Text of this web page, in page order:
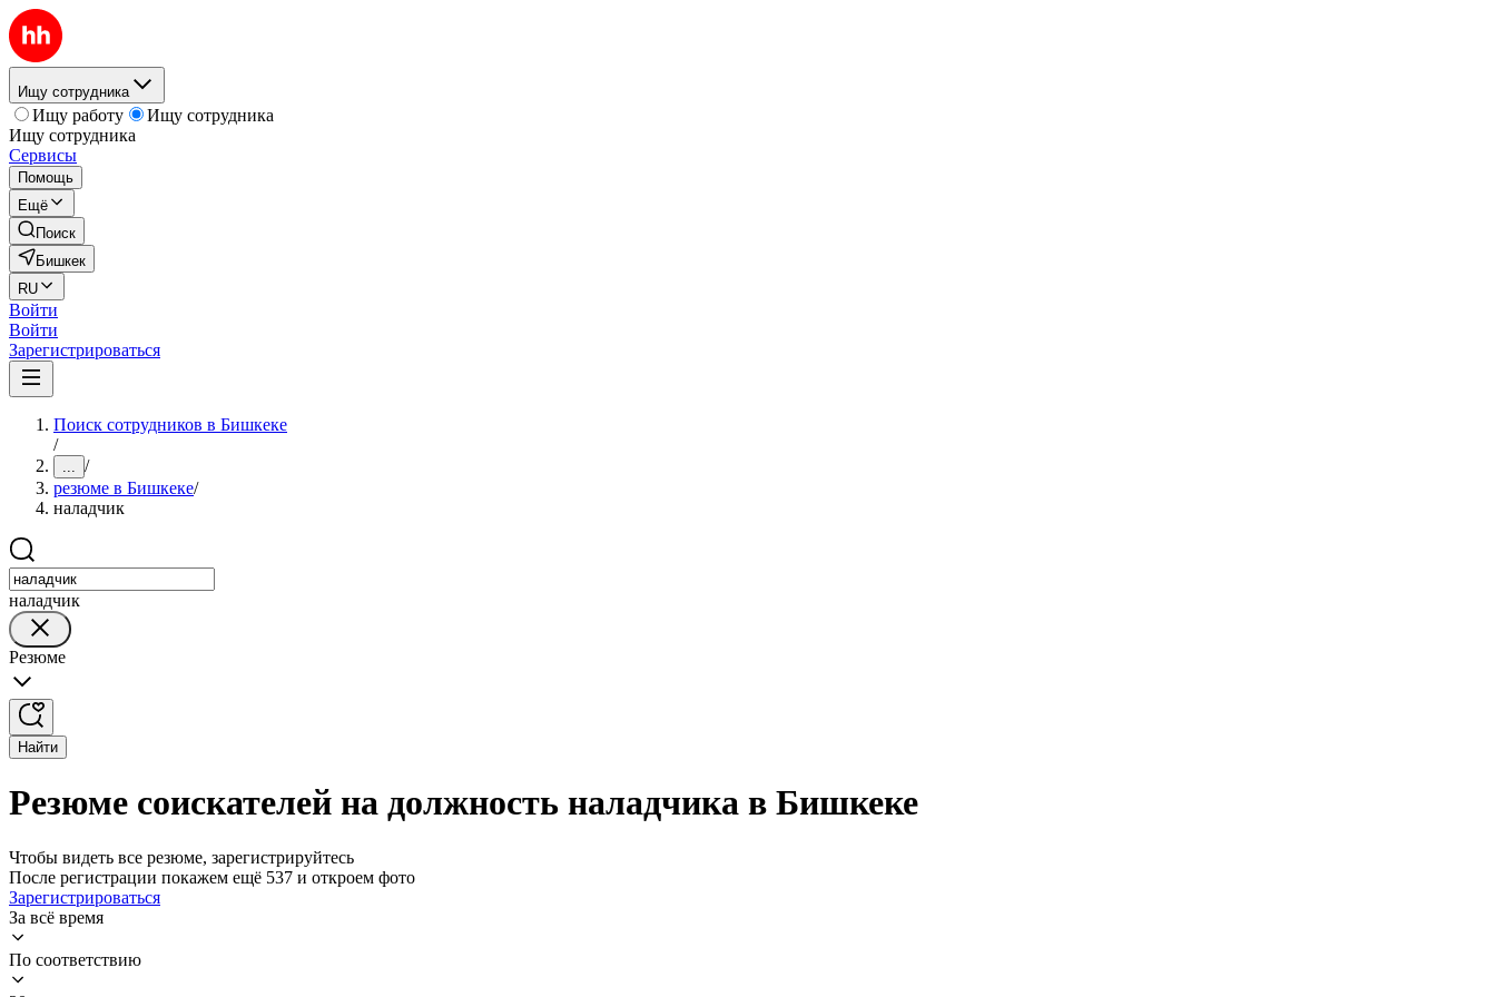
Ищу сотрудника
Ищу работу
Ищу сотрудника
Ищу сотрудника
Сервисы
Помощь
Ещё
Поиск
Бишкек
RU
Войти
Войти
Зарегистрироваться
Поиск сотрудников в Бишкеке
/
... /
резюме в Бишкеке/
наладчик
наладчик
Резюме
Найти
Резюме соискателей на должность наладчика в Бишкеке
Чтобы видеть все резюме, зарегистрируйтесь
После регистрации покажем ещё 537 и откроем фото
Зарегистрироваться
За всё время
По соответствию